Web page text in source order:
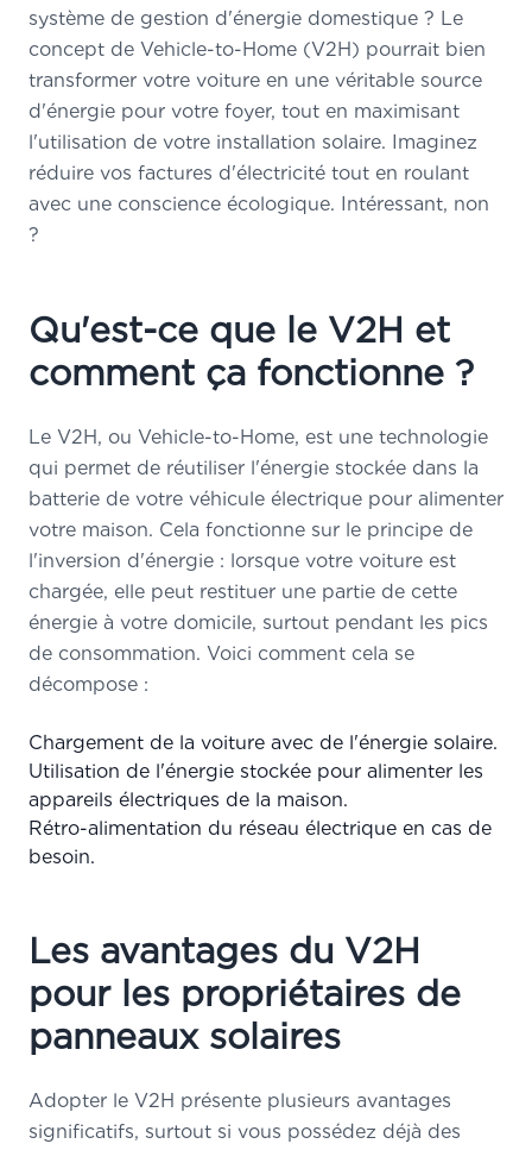
système de gestion d'énergie domestique ? Le
concept de Vehicle-to-Home (V2H) pourrait bien
transformer votre voiture en une véritable source
d'énergie pour votre foyer, tout en maximisant
l'utilisation de votre installation solaire. Imaginez
réduire vos factures d'électricité tout en roulant
avec une conscience écologique. Intéressant, non
?
Qu'est-ce que le V2H et
comment ça fonctionne ?
Le V2H, ou Vehicle-to-Home, est une technologie
qui permet de réutiliser l'énergie stockée dans la
batterie de votre véhicule électrique pour alimenter
votre maison. Cela fonctionne sur le principe de
l'inversion d'énergie : lorsque votre voiture est
chargée, elle peut restituer une partie de cette
énergie à votre domicile, surtout pendant les pics
de consommation. Voici comment cela se
décompose :
Chargement de la voiture avec de l'énergie solaire.
Utilisation de l'énergie stockée pour alimenter les
appareils électriques de la maison.
Rétro-alimentation du réseau électrique en cas de
besoin.
Les avantages du V2H
pour les propriétaires de
panneaux solaires
Adopter le V2H présente plusieurs avantages
significatifs, surtout si vous possédez déjà des